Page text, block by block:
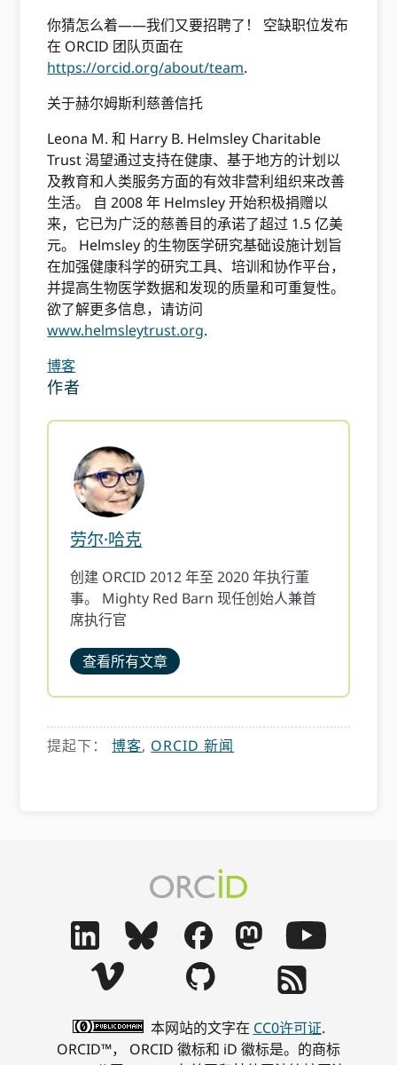
你猜怎么着——我们又要招聘了！ 空缺职位发布
在 ORCID 团队页面在
https://orcid.org/about/team.
关于赫尔姆斯利慈善信托
Leona M. 和 Harry B. Helmsley Charitable
Trust 渴望通过支持在健康、基于地方的计划以
及教育和人类服务方面的有效非营利组织来改善
生活。 自 2008 年 Helmsley 开始积极捐赠以
来，它已为广泛的慈善目的承诺了超过 1.5 亿美
元。 Helmsley 的生物医学研究基础设施计划旨
在加强健康科学的研究工具、培训和协作平台，
并提高生物医学数据和发现的质量和可重复性。
欲了解更多信息，请访问
www.helmsleytrust.org.
博客
作者
劳尔·哈克
创建 ORCID 2012 年至 2020 年执行董
事。 Mighty Red Barn 现任创始人兼首
席执行官
查看所有文章
提起下：博客, ORCID 新闻
本网站的文字在 CC0许可证.
ORCID™， ORCID 徽标和 iD 徽标是。的商标